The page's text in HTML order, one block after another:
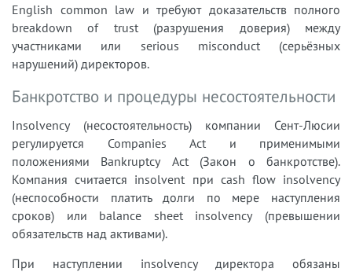
English common law и требуют доказательств полного
breakdown of trust (разрушения доверия) между
участниками или serious misconduct (серьёзных
нарушений) директоров.
Банкротство и процедуры несостоятельности
Insolvency (несостоятельность) компании Сент-Люсии
регулируется Companies Act и применимыми
положениями Bankruptcy Act (Закон о банкротстве).
Компания считается insolvent при cash flow insolvency
(неспособности платить долги по мере наступления
сроков) или balance sheet insolvency (превышении
обязательств над активами).
При наступлении insolvency директора обязаны